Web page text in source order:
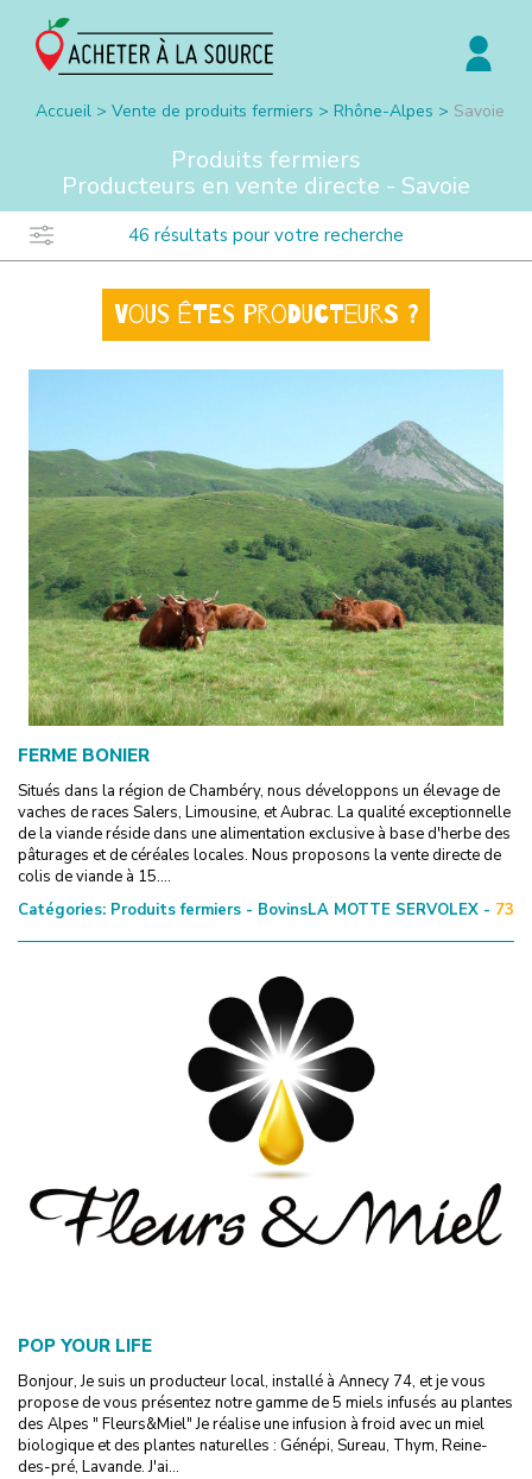
Accueil > Vente de produits fermiers > Rhône-Alpes > Savoie
Produits fermiers
Producteurs en vente directe - Savoie
46 résultats pour votre recherche
Vous êtes producteurs ?
FERME BONIER
Situés dans la région de Chambéry, nous développons un élevage de
vaches de races Salers, Limousine, et Aubrac. La qualité exceptionnelle
de la viande réside dans une alimentation exclusive à base d'herbe des
pâturages et de céréales locales. Nous proposons la vente directe de
colis de viande à 15....
Catégories: Produits fermiers - BovinsLA MOTTE SERVOLEX - 73
POP YOUR LIFE
Bonjour, Je suis un producteur local, installé à Annecy 74, et je vous
propose de vous présentez notre gamme de 5 miels infusés au plantes
des Alpes " Fleurs&Miel" Je réalise une infusion à froid avec un miel
biologique et des plantes naturelles : Génépi, Sureau, Thym, Reine-
des-pré, Lavande. J'ai...